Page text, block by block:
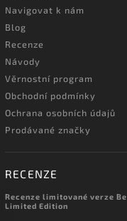
Navigovat k nám
Blog
Recenze
Návody
Věrnostní program
Obchodní podmínky
Ochrana osobních údajů
Prodávané značky
RECENZE
Recenze limitované verze
Limited Edition